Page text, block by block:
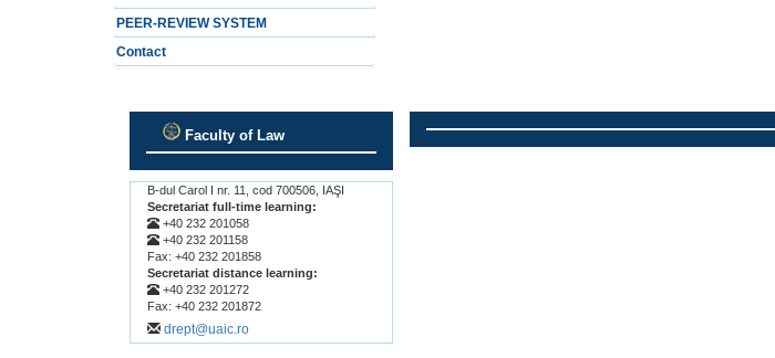
PEER-REVIEW SYSTEM
Contact
Faculty of Law
B-dul Carol I nr. 11, cod 700506, IAŞI
Secretariat full-time learning:
+40 232 201058
+40 232 201158
Fax: +40 232 201858
Secretariat distance learning:
+40 232 201272
Fax: +40 232 201872
drept@uaic.ro